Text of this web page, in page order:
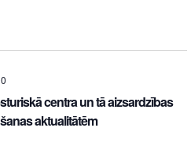
centra un tā aizsardzības
aktualitātēm